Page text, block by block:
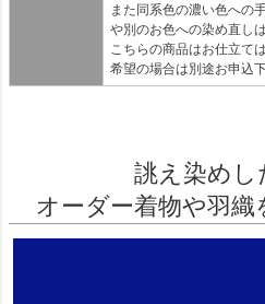
また同系色の濃い色への
や別のお色への染め直し
こちらの商品はお仕立て
希望の場合は別途お申込下
誂え染めし
オーダー着物や羽